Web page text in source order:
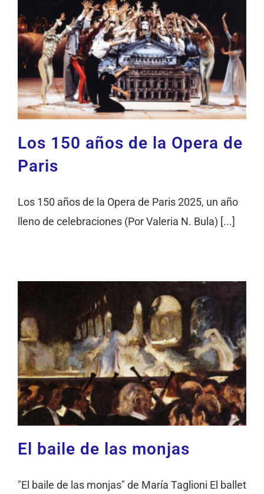
Los 150 años de la Opera de
Paris
Los 150 años de la Opera de Paris 2025, un año
lleno de celebraciones (Por Valeria N. Bula) [...]
El baile de las monjas
"El baile de las monjas" de María Taglioni El ballet